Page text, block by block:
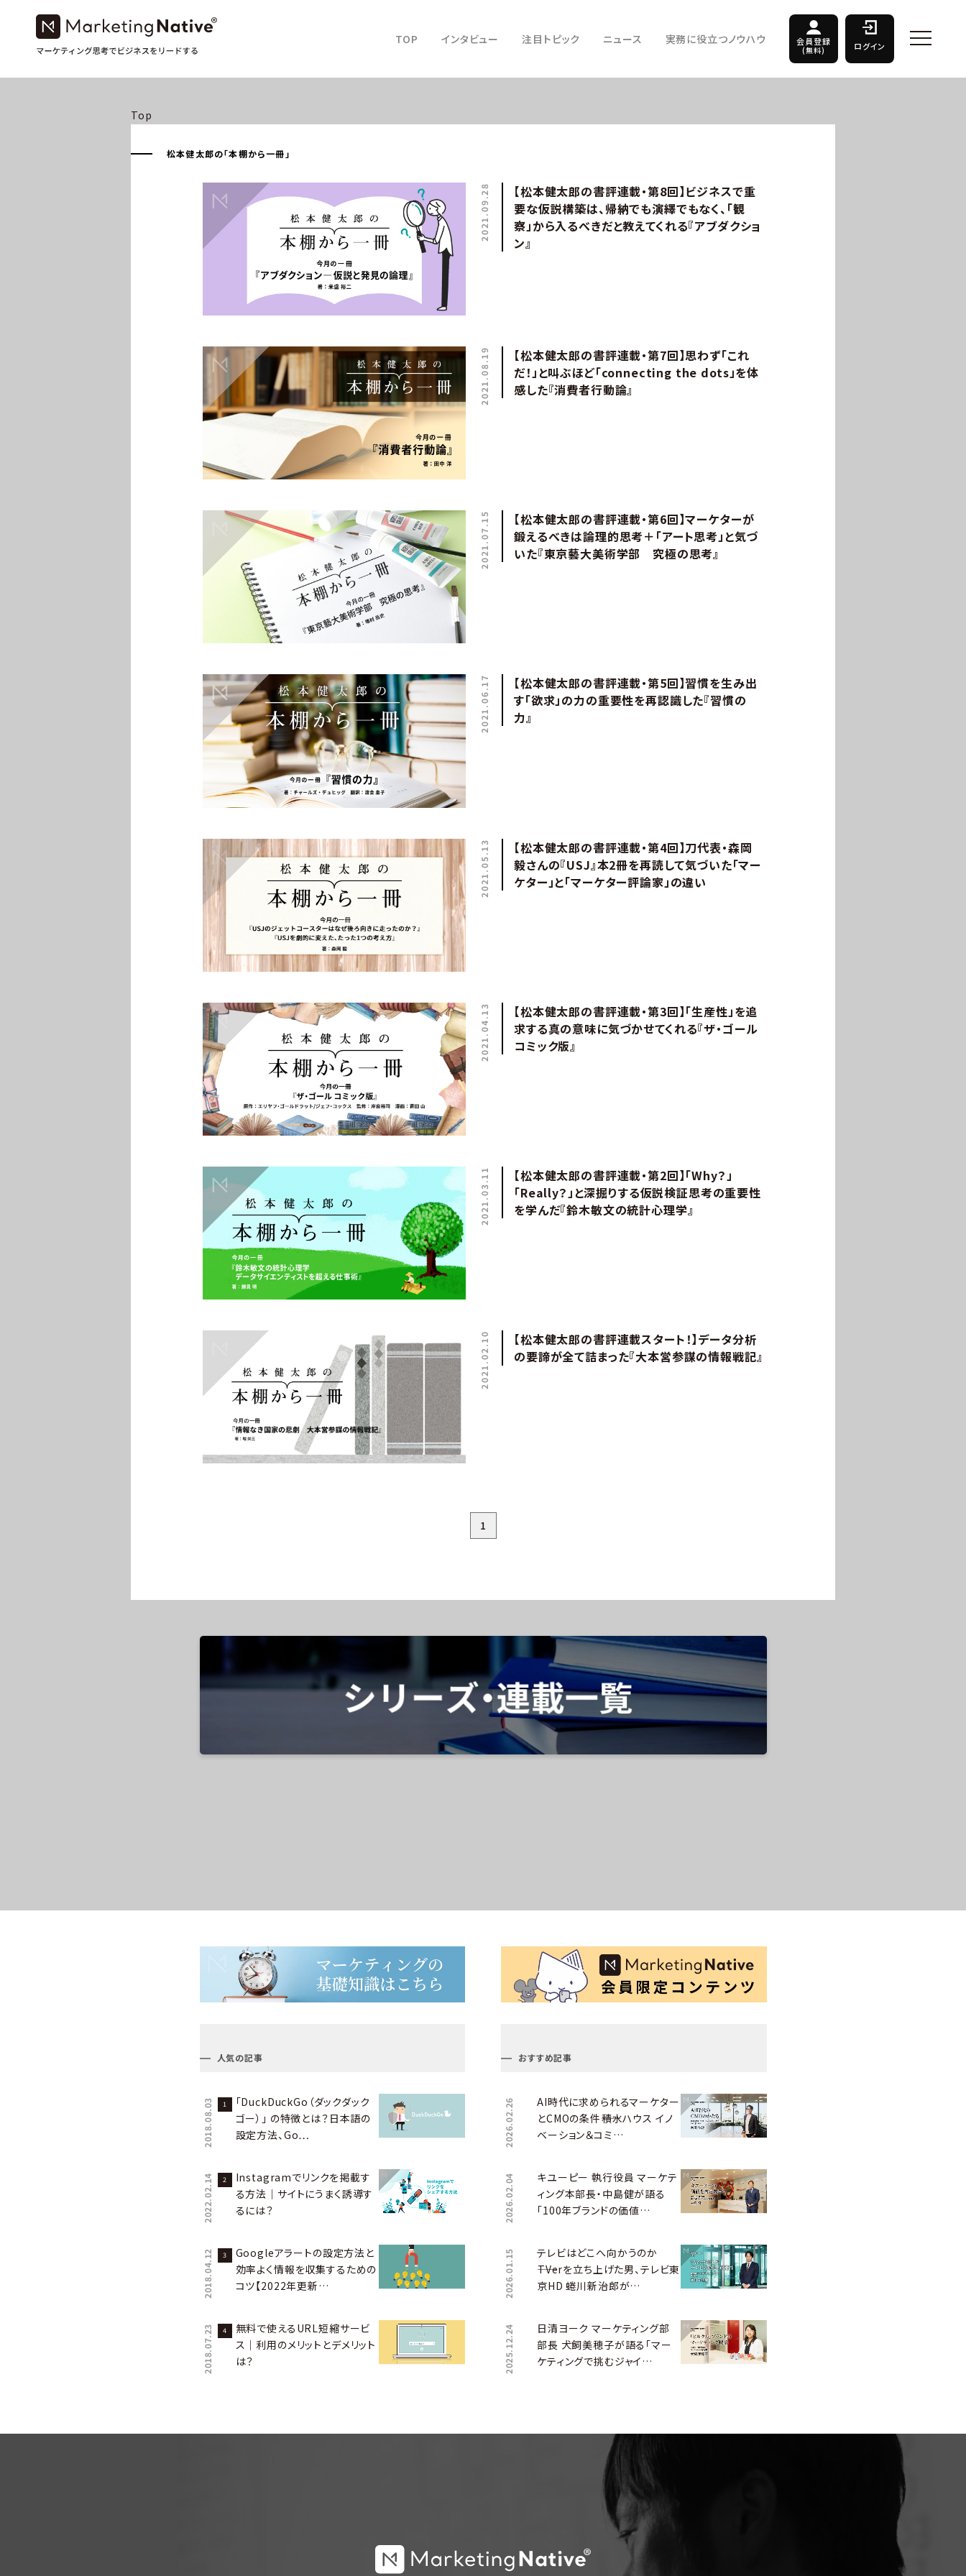
TOP インタビュー 注目トピック ニュース 実務に役立つノウハウ 会員登録
(無料) ログイン
Top
松本健太郎の「本棚から一冊」
2021.09.28
【松本健太郎の書評連載・第8回】ビジネスで重
要な仮説構築は、帰納でも演繹でもなく、「観
察」から入るべきだと教えてくれる『アブダクショ
ン』
2021.08.19
【松本健太郎の書評連載・第7回】思わず「これ
だ！」と叫ぶほど「connecting the dots」を体
感した『消費者行動論』
2021.07.15
【松本健太郎の書評連載・第6回】マーケターが
鍛えるべきは論理的思考＋「アート思考」と気づ
いた『東京藝大美術学部 究極の思考』
2021.06.17
【松本健太郎の書評連載・第5回】習慣を生み出
す「欲求」の力の重要性を再認識した『習慣の
力』
2021.05.13
【松本健太郎の書評連載・第4回】刀代表・森岡
毅さんの『USJ』本2冊を再読して気づいた「マー
ケター」と「マーケター評論家」の違い
2021.04.13
【松本健太郎の書評連載・第3回】「生産性」を追
求する真の意味に気づかせてくれる『ザ・ゴール
コミック版』
2021.03.11
【松本健太郎の書評連載・第2回】「Why？」
「Really？」と深掘りする仮説検証思考の重要性
を学んだ『鈴木敏文の統計心理学』
2021.02.10
【松本健太郎の書評連載スタート！】データ分析
の要諦が全て詰まった『大本営参謀の情報戦記』
1
人気の記事
2018.08.03
「DuckDuckGo（ダックダック
ゴー）」 の特徴とは？日本語の
設定方法、Go…
2022.02.14
Instagramでリンクを掲載す
る方法｜サイトにうまく誘導す
るには？
2018.04.12
Googleアラートの設定方法と
効率よく情報を収集するための
コツ【2022年更新…
2018.07.23
無料で使えるURL短縮サービ
ス｜利用のメリットとデメリット
は？
おすすめ記事
2026.02.26
AI時代に求められるマーケター
とCMOの条件――積水ハウス イノ
ベーション＆コミ…
2026.02.04
キユーピー 執行役員 マーケテ
ィング本部長・中島健が語る
「100年ブランドの価値…
2026.01.15
テレビはどこへ向かうのか
――TVerを立ち上げた男、テレビ東
京HD 蜷川新治郎が…
2025.12.24
日清ヨーク マーケティング部
部長 犬飼美穂子が語る「マー
ケティングで挑むジャイ…